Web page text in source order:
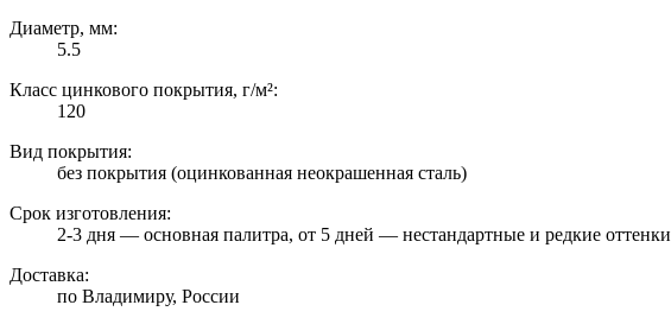
Диаметр, мм:
5.5
Класс цинкового покрытия, г/м²:
120
Вид покрытия:
без покрытия (оцинкованная неокрашенная сталь)
Срок изготовления:
2-3 дня — основная палитра, от 5 дней — нестандартные и редкие оттенки
Доставка:
по Владимиру, России